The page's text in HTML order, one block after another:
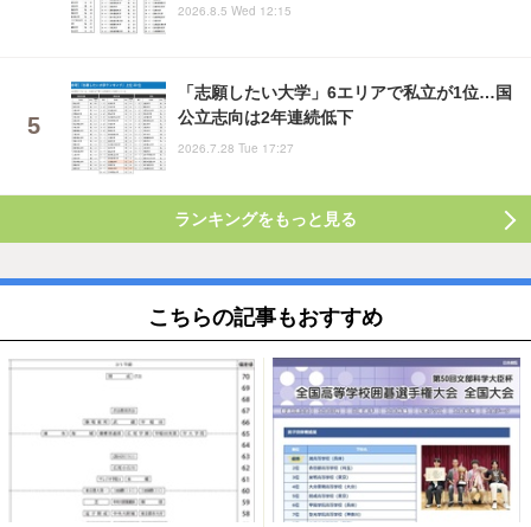
2026.8.5 Wed 12:15
「志願したい大学」6エリアで私立が1位…国
公立志向は2年連続低下
2026.7.28 Tue 17:27
ランキングをもっと見る
こちらの記事もおすすめ